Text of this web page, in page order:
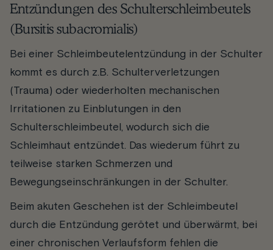
Entzündungen des Schulterschleimbeutels
(Bursitis subacromialis)
Bei einer Schleimbeutelentzündung in der Schulter
kommt es durch z.B. Schulterverletzungen
(Trauma) oder wiederholten mechanischen
Irritationen zu Einblutungen in den
Schulterschleimbeutel, wodurch sich die
Schleimhaut entzündet. Das wiederum führt zu
teilweise starken Schmerzen und
Bewegungseinschränkungen in der Schulter.
Beim akuten Geschehen ist der Schleimbeutel
durch die Entzündung gerötet und überwärmt, bei
einer chronischen Verlaufsform fehlen die